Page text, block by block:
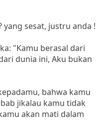
sesat, justru anda !
"Kamu berasal dari
dunia ini, Aku bukan
bahwa kamu
jikalau kamu tidak
akan mati dalam